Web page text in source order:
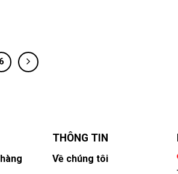
6
THÔNG TIN
Về chúng tôi